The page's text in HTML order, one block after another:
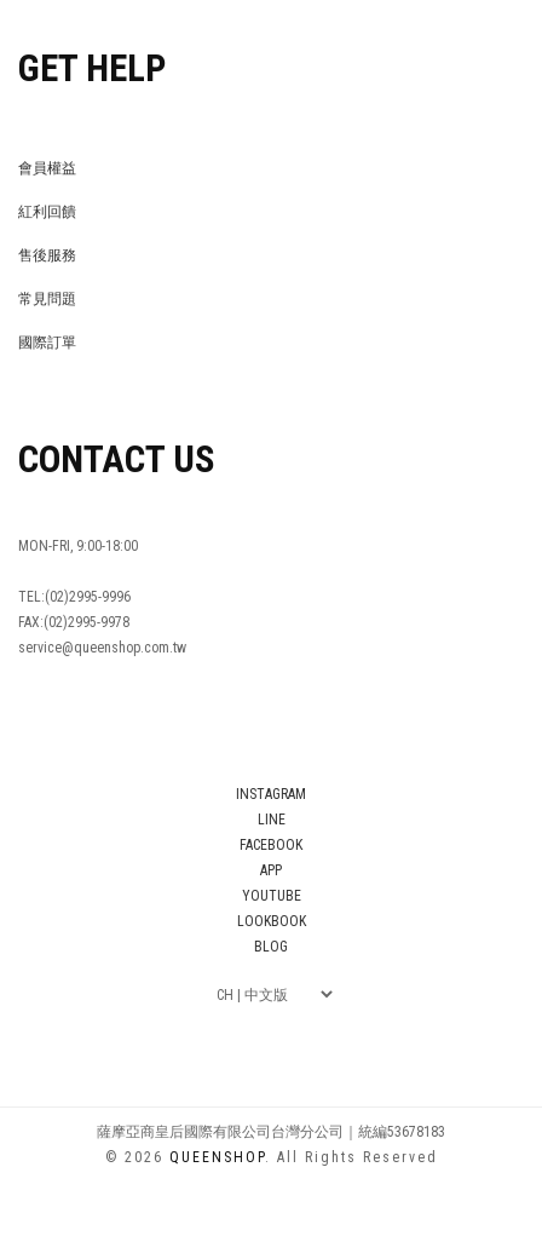
GET HELP
會員權益
紅利回饋
售後服務
常見問題
國際訂單
CONTACT US
MON-FRI, 9:00-18:00
TEL:(02)2995-9996
FAX:(02)2995-9978
service@queenshop.com.tw
INSTAGRAM
LINE
FACEBOOK
APP
YOUTUBE
LOOKBOOK
BLOG
薩摩亞商皇后國際有限公司台灣分公司｜統編53678183
© 2026 QUEENSHOP. All Rights Reserved